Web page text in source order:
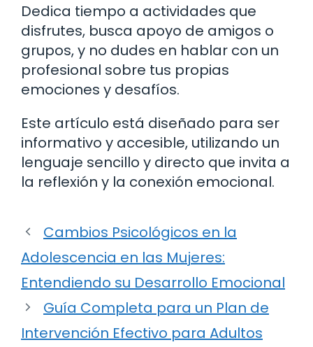
Dedica tiempo a actividades que
disfrutes, busca apoyo de amigos o
grupos, y no dudes en hablar con un
profesional sobre tus propias
emociones y desafíos.
Este artículo está diseñado para ser
informativo y accesible, utilizando un
lenguaje sencillo y directo que invita a
la reflexión y la conexión emocional.
Cambios Psicológicos en la
Adolescencia en las Mujeres:
Entendiendo su Desarrollo Emocional
Guía Completa para un Plan de
Intervención Efectivo para Adultos